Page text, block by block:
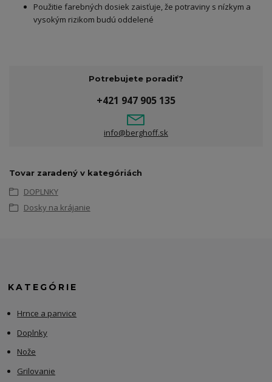
Použitie farebných dosiek zaisťuje, že potraviny s nízkym a
vysokým rizikom budú oddelené
Potrebujete poradiť?
+421 947 905 135
info@berghoff.sk
Tovar zaradený v kategóriách
DOPLNKY
Dosky na krájanie
KATEGÓRIE
Hrnce a panvice
Doplnky
Nože
Grilovanie